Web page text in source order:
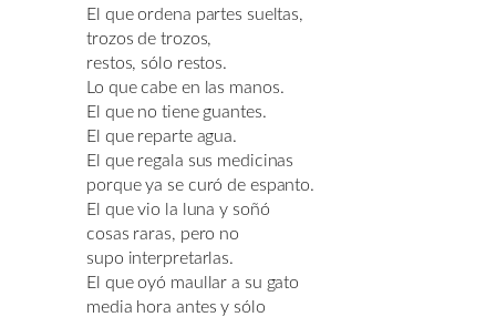
El que ordena partes sueltas,
trozos de trozos,
restos, sólo restos.
Lo que cabe en las manos.
El que no tiene guantes.
El que reparte agua.
El que regala sus medicinas
porque ya se curó de espanto.
El que vio la luna y soñó
cosas raras, pero no
supo interpretarlas.
El que oyó maullar a su gato
media hora antes y sólo